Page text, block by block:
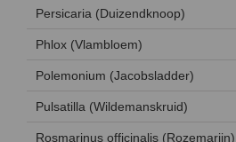
Persicaria (Duizendknoop)
Phlox (Vlambloem)
Polemonium (Jacobsladder)
Pulsatilla (Wildemanskruid)
Rosmarinus officinalis (Rozemarijn)